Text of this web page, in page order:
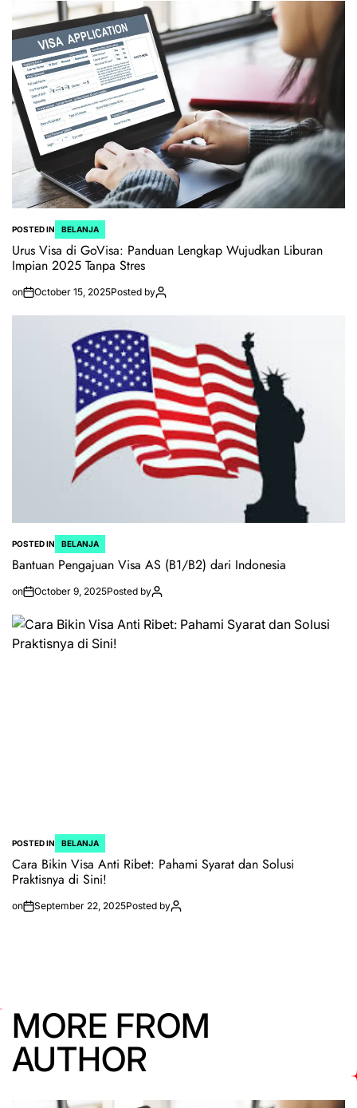
POSTED IN BELANJA
Urus Visa di GoVisa: Panduan Lengkap Wujudkan Liburan
Impian 2025 Tanpa Stres
on October 15, 2025Posted by
POSTED IN BELANJA
Bantuan Pengajuan Visa AS (B1/B2) dari Indonesia
on October 9, 2025Posted by
POSTED IN BELANJA
Cara Bikin Visa Anti Ribet: Pahami Syarat dan Solusi
Praktisnya di Sini!
on September 22, 2025Posted by
MORE FROM
AUTHOR